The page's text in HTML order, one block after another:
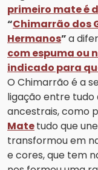
primeiro mate é
“Chimarrão dos
Hermanos”a
com espuma ou
indicado para
O Chimarrão é a
ligação entre tudo
ancestrais, como
Matetudo que
transformou em
e cores, que tem